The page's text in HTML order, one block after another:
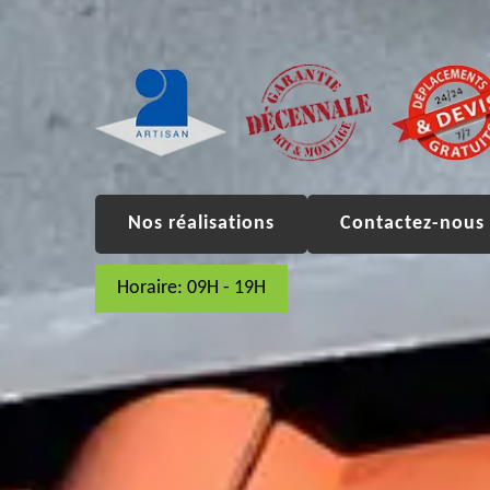
Nos réalisations Contactez-nous
Horaire: 09H - 19H